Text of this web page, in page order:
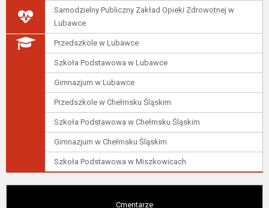
Samodzielny Publiczny Zakład Opieki Zdrowotnej w
Lubawce
Przedszkole w Lubawce
Szkoła Podstawowa w Lubawce
Gimnazjum w Lubawce
Przedszkole w Chełmsku Śląskim
Szkoła Podstawowa w Chełmsku Śląskim
Gimnazjum w Chełmsku Śląskim
Szkoła Podstawowa w Miszkowicach
Cmentarze